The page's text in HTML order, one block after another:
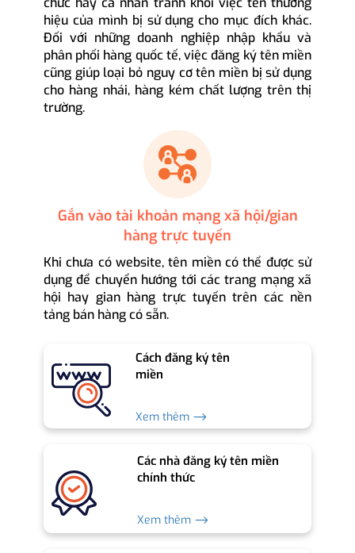
hiệu của mình bị sử dụng cho mục đích khác.
Đối với những doanh nghiệp nhập khẩu và
phân phối hàng quốc tế, việc đăng ký tên miền
cũng giúp loại bỏ nguy cơ tên miền bị sử dụng
cho hàng nhái, hàng kém chất lượng trên thị
trường.
Gắn vào tài khoản mạng xã hội/gian
hàng trực tuyến
Khi chưa có website, tên miền có thể được sử
dụng để chuyển hướng tới các trang mạng xã
hội hay gian hàng trực tuyến trên các nền
tảng bán hàng có sẵn.
Cách đăng ký tên
miền
Xem thêm ⟶
Các nhà đăng ký tên miền
chính thức
Xem thêm ⟶